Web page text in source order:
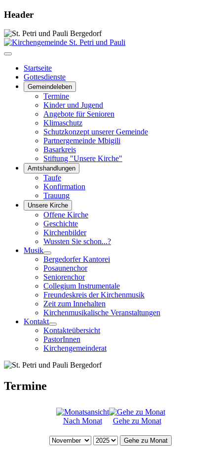
Header
Startseite
Gottesdienste
Gemeindeleben
Termine
Kinder und Jugend
Angebote für Senioren
Klimaschutz
Schutzkonzept unserer Gemeinde
Partnergemeinde Mbigili
Basarkreis
Stiftung "Unsere Kirche"
Amtshandlungen
Taufe
Konfirmation
Trauung
Unsere Kirche
Offene Kirche
Geschichte
Kirchenbilder
Wussten Sie schon...?
Musik
Bergedorfer Kantorei
Posaunenchor
Seniorenchor
Collegium Instrumentale
Freundeskreis der Kirchenmusik
Zeit zum Innehalten
Kirchenmusikalische Veranstaltungen
Kontakt
Kontakteübersicht
PastorInnen
Kirchengemeinderat
Termine
Nach Monat Gehe zu Monat
Gehe zu Monat